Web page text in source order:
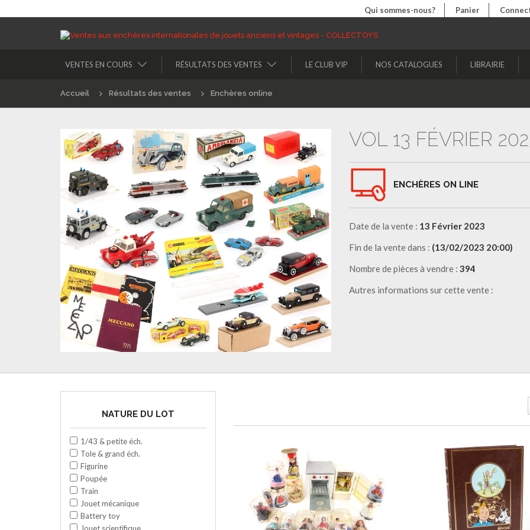
Qui sommes-nous? Panier
VENTES EN COURS RÉSULTATS DES VENTES LE CLUB VIP NOS CATALOGUES LIBRAIRIE
Accueil Résultats des ventes Enchères online
VOL 13 FÉVRIER
ENCHÈRES ON LINE
Date de la vente : 13 Février 2023
Fin de la vente dans : (13/02/2023 20:00)
Nombre de pièces à vendre : 394
Autres informations sur cette vente :
NATURE DU LOT
1/43 & petite éch.
Tole & grand éch.
Figurine
Poupée
Train
Jouet mécanique
Battery toy